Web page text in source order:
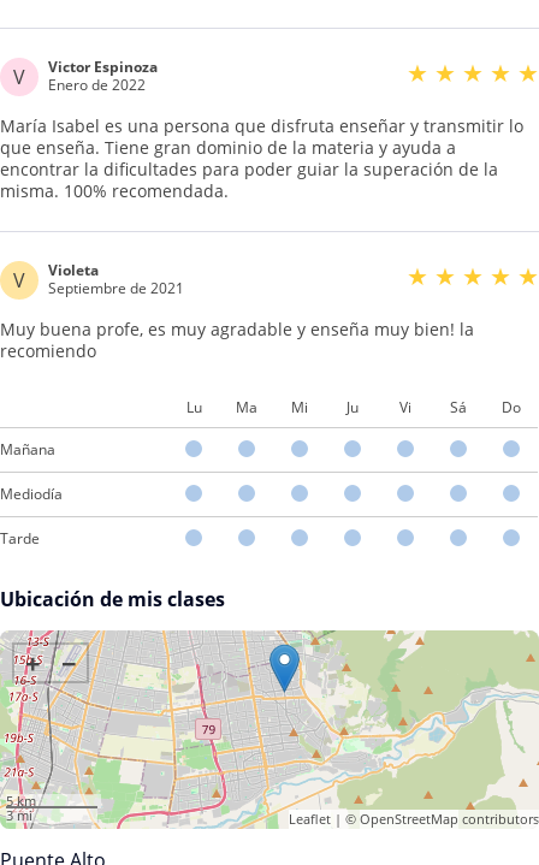
V
Victor Espinoza
Enero de 2022
★ ★ ★ ★ ★
María Isabel es una persona que disfruta enseñar y transmitir lo
que enseña. Tiene gran dominio de la materia y ayuda a
encontrar la dificultades para poder guiar la superación de la
misma. 100% recomendada.
V
Violeta
Septiembre de 2021
★ ★ ★ ★ ★
Muy buena profe, es muy agradable y enseña muy bien! la
recomiendo
Lu Ma Mi Ju Vi Sá Do
Mañana
Mediodía
Tarde
Ubicación de mis clases
+ −
5 km
3 mi
Leaflet| © OpenStreetMap contributors